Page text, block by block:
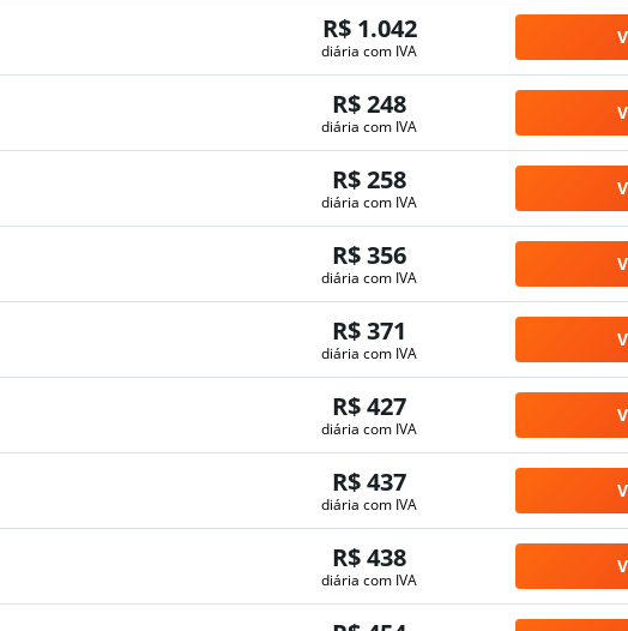
R$ 1.042
diária com IVA
R$ 248
diária com IVA
R$ 258
diária com IVA
R$ 356
diária com IVA
R$ 371
diária com IVA
R$ 427
diária com IVA
R$ 437
diária com IVA
R$ 438
diária com IVA